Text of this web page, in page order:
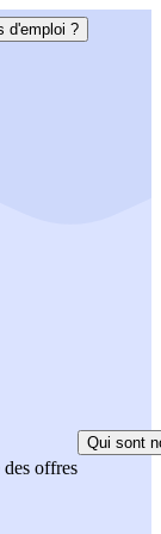
d'emploi ?
offres
Qui sont